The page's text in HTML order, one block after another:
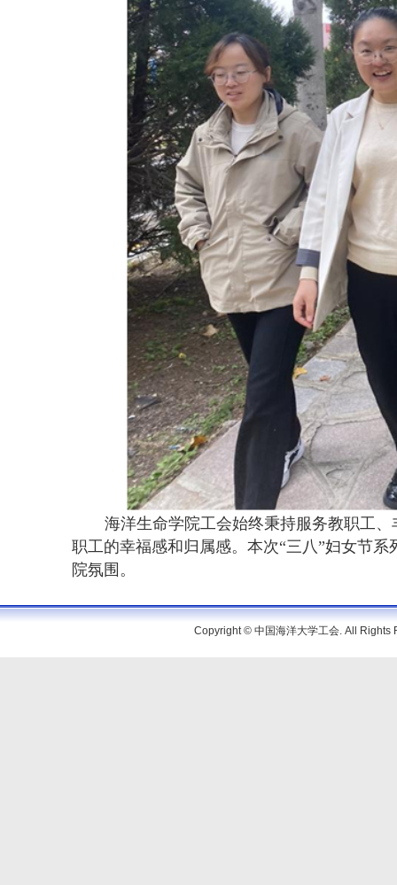
海洋生命学院工会始终秉持服务教职工
职工的幸福感和归属感。本次“三八”妇女节
院氛围。
Copyright © 中国海洋大学工会. All